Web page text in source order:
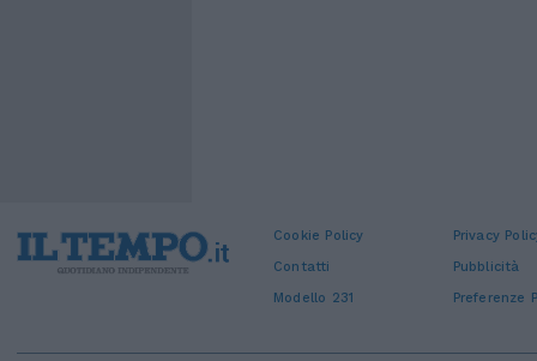
Cookie Policy Privacy
Contatti
Pubblicità
Modello 231
Preferenze